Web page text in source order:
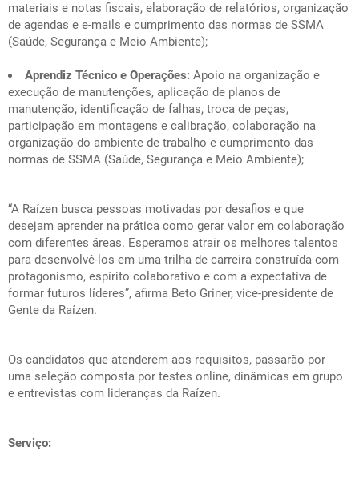
materiais e notas fiscais, elaboração de relatórios, organização
de agendas e e-mails e cumprimento das normas de SSMA
(Saúde, Segurança e Meio Ambiente);
Aprendiz Técnico e Operações: Apoio na organização e
execução de manutenções, aplicação de planos de
manutenção, identificação de falhas, troca de peças,
participação em montagens e calibração, colaboração na
organização do ambiente de trabalho e cumprimento das
normas de SSMA (Saúde, Segurança e Meio Ambiente);
“A Raízen busca pessoas motivadas por desafios e que
desejam aprender na prática como gerar valor em colaboração
com diferentes áreas. Esperamos atrair os melhores talentos
para desenvolvê-los em uma trilha de carreira construída com
protagonismo, espírito colaborativo e com a expectativa de
formar futuros líderes”, afirma Beto Griner, vice-presidente de
Gente da Raízen.
Os candidatos que atenderem aos requisitos, passarão por
uma seleção composta por testes online, dinâmicas em grupo
e entrevistas com lideranças da Raízen.
Serviço: